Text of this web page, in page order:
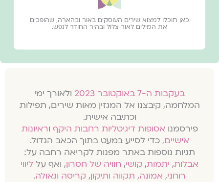
כאן תוכלו למצוא שירים העוסקים באור ובהארה, שהופכים
את המילים לאור צלול ובהיר החודר לנפש.
בעקבות ה-7 באוקטובר 2023
ולאורך ימי
המלחמה, קיבצנו אל המגזין מאות שירים, תפילות
וכתיבה אישית.
פירסמנו אסופות דיגיטליות רחבות היקף וראיונות
אישיים, כדי לסייע במעט בתוך הכאב הגדול.
תגיות נוספות באתר מפנות לקריאה רחבה על:
אבלות, יתמות, קושי, חוויה של חסרון, ואף על ליווי
רוחני, אמונה, תקווה ותיקון, קריסה וגאולה.